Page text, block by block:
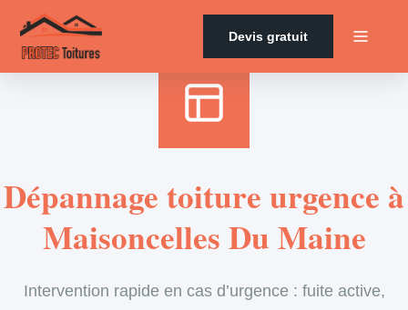
Devis gratuit
Accueil
Dépannage toiture urgence à
Maisoncelles Du Maine
Intervention rapide en cas d’urgence : fuite active,